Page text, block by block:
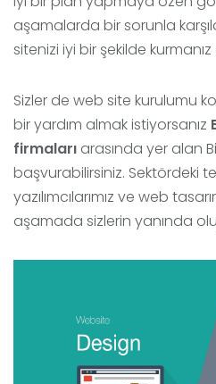
aşamalarda bir sorunla
sitenizi iyi bir şekilde
Sizler de web site kurulumu
bir yardım almak istiyorsanız
firmaları arasında yer alan
başvurabilirsiniz. Sektördeki
yazılımcılarımız ve web
aşamada sizlerin yanında